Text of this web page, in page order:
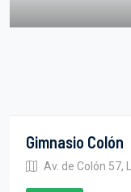
Gimnasio Colón
Av. de Colón 57,